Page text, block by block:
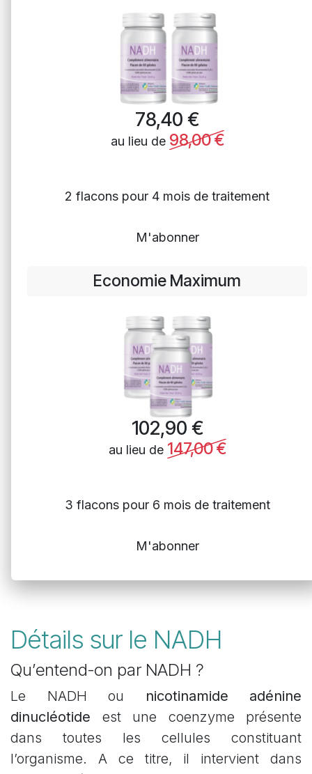
78,40 €
au lieu de 98,00€
2 flacons pour 4 mois de traitement
M'abonner
Economie Maximum
102,90 €
au lieu de 147,00€
3 flacons pour 6 mois de traitement
M'abonner
Détails sur le NADH
Qu’entend-on par NADH ?
Le NADH ou
nicotinamide adénine
dinucléotide est une coenzyme présente
dans toutes les cellules constituant
l’organisme. A ce titre, il intervient dans